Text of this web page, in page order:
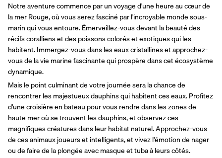
Notre aventure commence par un voyage d'une heure au cœur de
la mer Rouge, où vous serez fasciné par l'incroyable monde sous-
marin qui vous entoure. Émerveillez-vous devant la beauté des
récifs coralliens et des poissons colorés et exotiques qui les
habitent. Immergez-vous dans les eaux cristallines et approchez-
vous de la vie marine fascinante qui prospère dans cet écosystème
dynamique.
Mais le point culminant de votre journée sera la chance de
rencontrer les majestueux dauphins qui habitent ces eaux. Profitez
d'une croisière en bateau pour vous rendre dans les zones de
haute mer où se trouvent les dauphins, et observez ces
magnifiques créatures dans leur habitat naturel. Approchez-vous
de ces animaux joueurs et intelligents, et vivez l'émotion de nager
ou de faire de la plongée avec masque et tuba à leurs côtés.